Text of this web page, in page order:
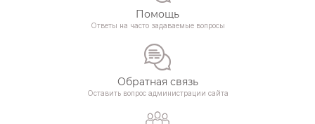
Помощь
Ответы на часто задаваемые вопросы
Обратная связь
Оставить вопрос администрации сайта